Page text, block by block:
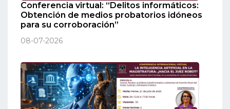
Conferencia virtual: “Delitos informáticos:
Obtención de medios probatorios idóneos
para su corroboración”
08-07-2026